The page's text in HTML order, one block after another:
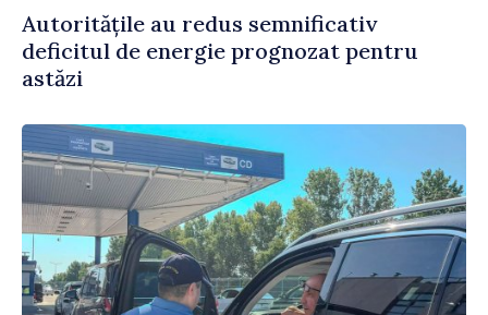
Autoritățile au redus semnificativ
deficitul de energie prognozat pentru
astăzi